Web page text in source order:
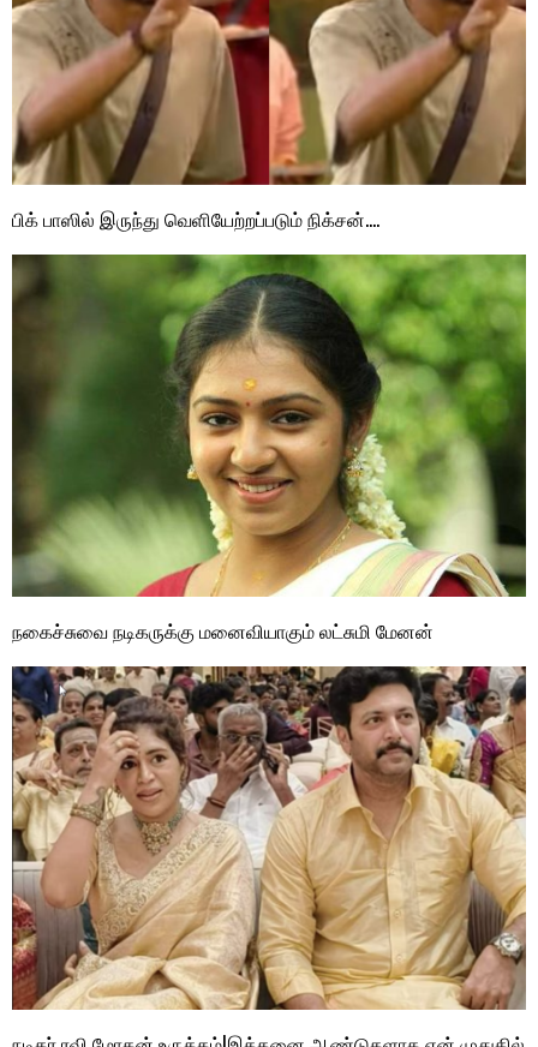
பிக் பாஸில் இருந்து வெளியேற்றப்படும் நிக்சன்….
நகைச்சுவை நடிகருக்கு மனைவியாகும் லட்சுமி மேனன்